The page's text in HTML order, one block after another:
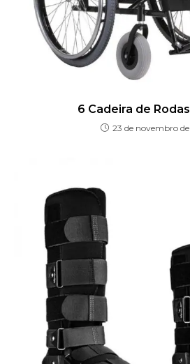
6 Cadeira de
23 de novembro